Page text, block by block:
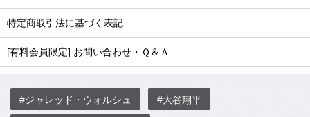
特定商取引法に基づく表記
[有料会員限定] お問い合わせ・Ｑ＆Ａ
#ジャレッド・ウォルシュ #大谷翔平